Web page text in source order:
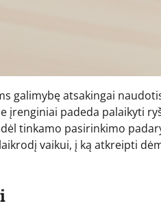
galimybę atsakingai
įrenginiai padeda palaikyti
tinkamo pasirinkimo
vaikui, į ką atkreipti